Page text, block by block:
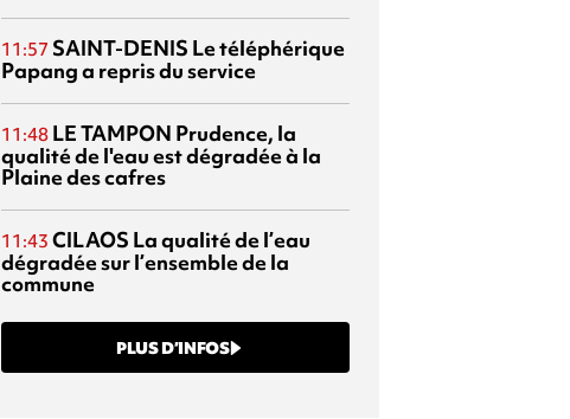
11:57 SAINT-DENIS Le téléphérique
Papang a repris du service
11:48 LE TAMPON Prudence, la
qualité de l'eau est dégradée à la
Plaine des cafres
11:43 CILAOS La qualité de l’eau
dégradée sur l’ensemble de la
commune
PLUS D’INFOS